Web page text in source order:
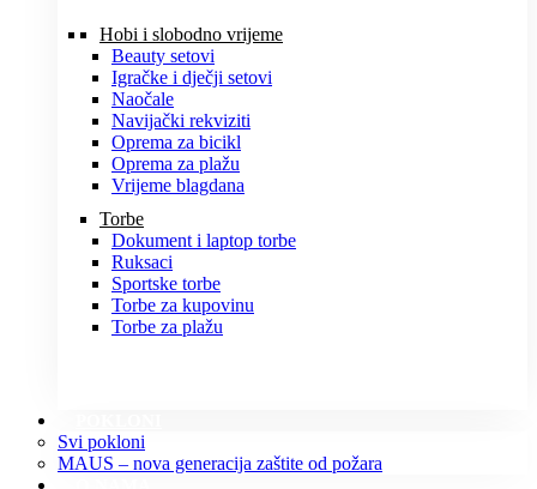
Hobi i slobodno vrijeme
Beauty setovi
Igračke i dječji setovi
Naočale
Navijački rekviziti
Oprema za bicikl
Oprema za plažu
Vrijeme blagdana
Torbe
Dokument i laptop torbe
Ruksaci
Sportske torbe
Torbe za kupovinu
Torbe za plažu
Svi pokloni
MAUS – nova generacija zaštite od požara